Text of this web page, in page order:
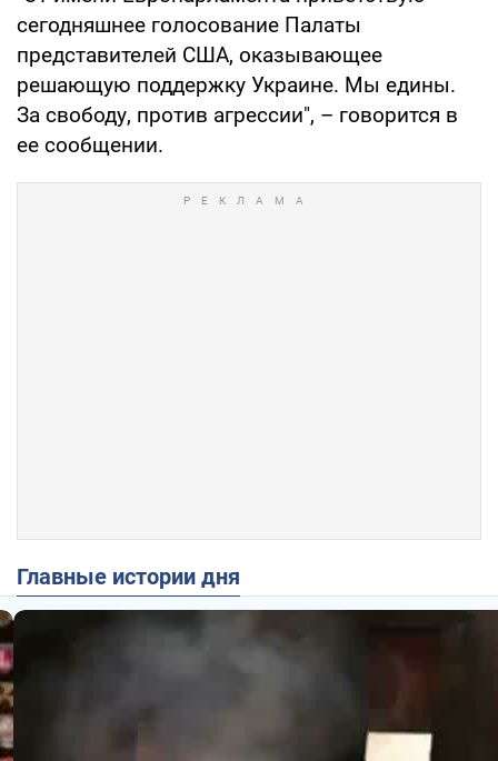
сегодняшнее голосование Палаты
представителей США, оказывающее
решающую поддержку Украине. Мы едины.
За свободу, против агрессии", – говорится в
ее сообщении.
Главные истории дня